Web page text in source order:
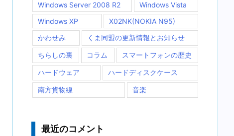
Windows Server 2008 R2
Windows Vista
Windows XP
X02NK(NOKIA N95)
かわせみ
くま同盟の更新情報とお知らせ
ちらしの裏 コラム スマートフォンの歴史
ハードウェア ハードディスクケース
南方貨物線 音楽
最近のコメント